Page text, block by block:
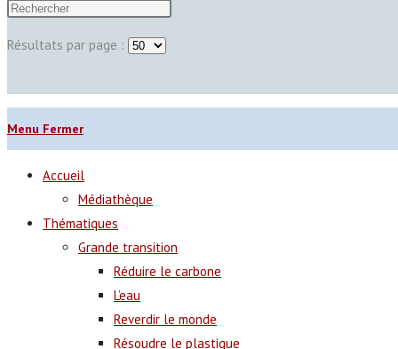
Résultats par page :
Menu Fermer
Accueil
Médiathèque
Thématiques
Grande transition
Réduire le carbone
L’eau
Reverdir le monde
Résoudre le plastique